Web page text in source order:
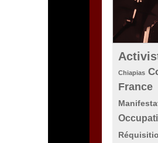
Chiapias
France